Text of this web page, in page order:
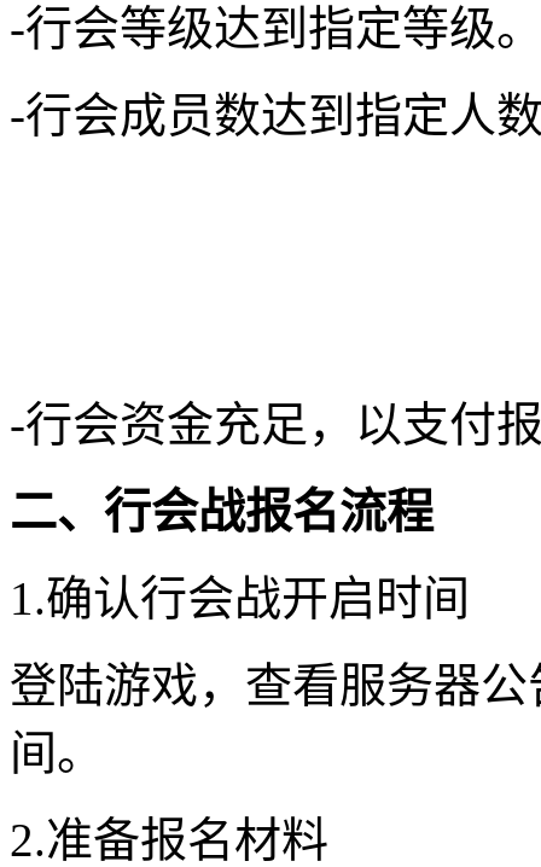
-行会等级达到指定等级
-行会成员数达到指定人
-行会资金充足，以支付
二、行会战报名流程
1.确认行会战开启时间
登陆游戏，查看服务器
间。
2.准备报名材料